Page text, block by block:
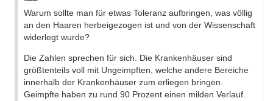
Warum sollte man für etwas Toleranz aufbringen, was völlig
an den Haaren herbeigezogen ist und von der Wissenschaft
widerlegt wurde?
Die Zahlen sprechen für sich. Die Krankenhäuser sind
größtenteils voll mit Ungeimpften, welche andere Bereiche
innerhalb der Krankenhäuser zum erliegen bringen.
Geimpfte haben zu rund 90 Prozent einen milden Verlauf.